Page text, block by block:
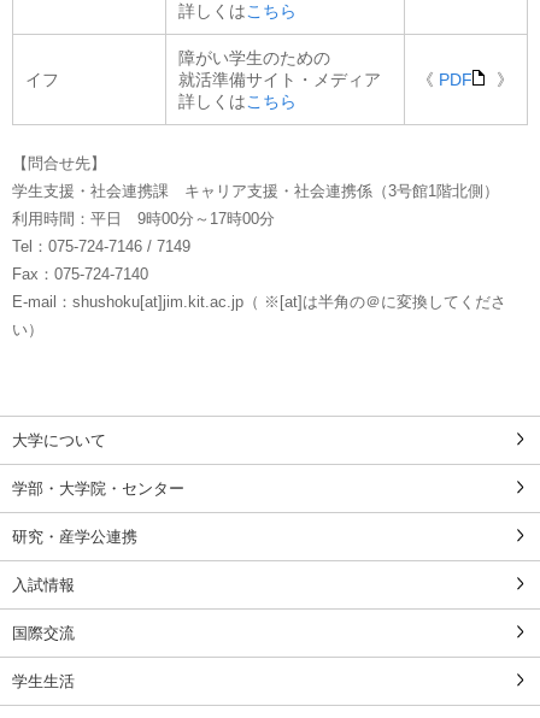
詳しくはこちら
イフ
障がい学生のための
就活準備サイト・メディア
詳しくはこちら
《 PDF 》
【問合せ先】
学生支援・社会連携課 キャリア支援・社会連携係（3号館1階北側）
利用時間：平日 9時00分～17時00分
Tel：075-724-7146 / 7149
Fax：075-724-7140
E-mail：shushoku[at]jim.kit.ac.jp（ ※[at]は半角の＠に変換してくださ
い）
大学について
学部・大学院・センター
研究・産学公連携
入試情報
国際交流
学生生活